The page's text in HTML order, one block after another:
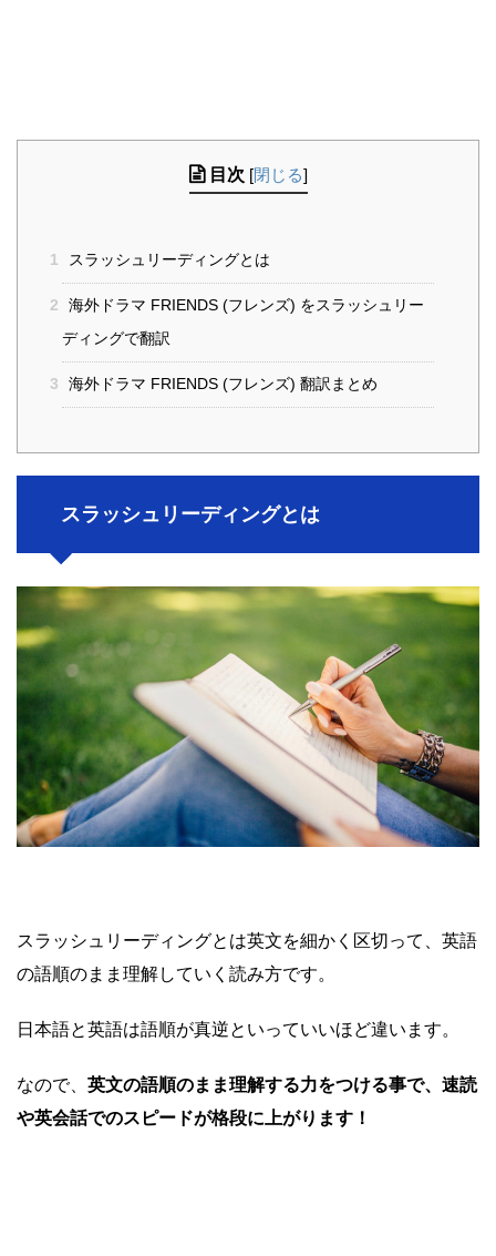
目次 [閉じる]
1 スラッシュリーディングとは
2
海外ドラマ FRIENDS (フレンズ) をスラッシュリー
ディングで翻訳
3 海外ドラマ FRIENDS (フレンズ) 翻訳まとめ
スラッシュリーディングとは
スラッシュリーディングとは英文を細かく区切って、英語
の語順のまま理解していく読み方です。
日本語と英語は語順が真逆といっていいほど違います。
なので、 英文の語順のまま理解する力をつける事で、速読
や英会話でのスピードが格段に上がります！